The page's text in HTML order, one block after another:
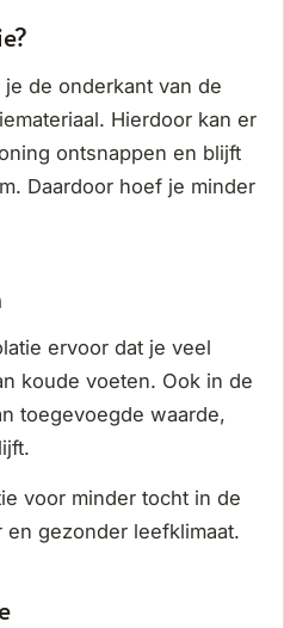
de onderkant van de
Hierdoor kan er
ontsnappen en blijft
Daardoor hoef je minder
ervoor dat je veel
koude voeten. Ook in de
toegevoegde waarde,
voor minder tocht in de
gezonder leefklimaat.